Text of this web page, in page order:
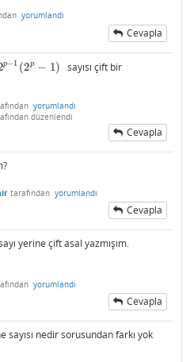
yorumlandı
Cevapla
p−1 (2p − 1)
p−1(2p−1)
sayısı çift bir
yorumlandı
düzenlendi
Cevapla
tarafından yorumlandı
Cevapla
yerine çift asal yazmışım.
yorumlandı
Cevapla
nedir sorusundan farkı yok